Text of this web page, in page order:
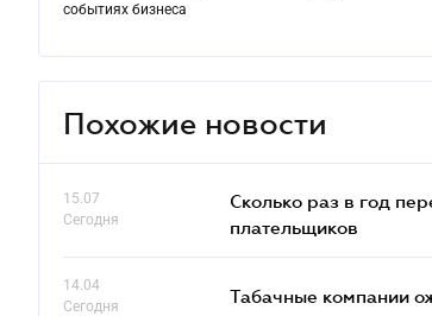
событиях бизнеса
Похожие новости
15.07
Сегодня
Сколько раз в год
плательщиков
14.04
Сегодня
Табачные компании